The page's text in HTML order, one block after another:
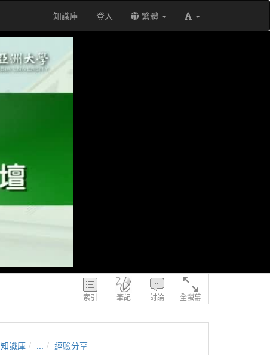
知識庫 登入 繁體
索引 筆記 討論 全螢幕
知識庫 ... 經驗分享